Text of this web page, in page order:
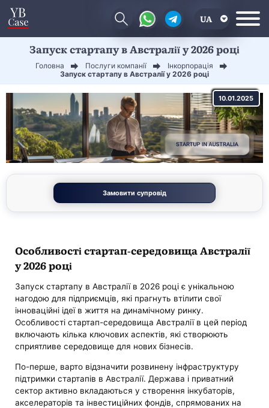
UA
EN
Запуск стартапу в Австралії у 2026 році
Головна Послуги компанії
Інкорпорація
Запуск стартапу в Австралії у 2026 році
10.01.2025
Замовити супровід
Особливості стартап-середовища Австралії
у 2026 році
Запуск стартапу в Австралії в 2026 році є унікальною
нагодою для підприємців, які прагнуть втілити свої
інноваційні ідеї в життя на динамічному ринку.
Особливості стартап-середовища Австралії в цей період
включають кілька ключових аспектів, які створюють
сприятливе середовище для нових бізнесів.
По-перше, варто відзначити розвинену інфраструктуру
підтримки стартапів в Австралії. Держава і приватний
сектор активно вкладаються у створення інкубаторів,
акселераторів та інвестиційних фондів, спрямованих на